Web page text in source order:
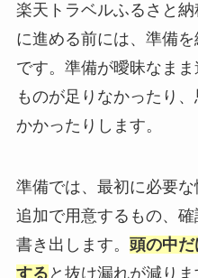
楽天トラベルふるさと
に進める前には、準備
です。準備が曖昧なま
ものが足りなかったり
かかったりします。
準備では、最初に必要な
追加で用意するもの、
書き出します。 頭の中
する と抜け漏れが減りま